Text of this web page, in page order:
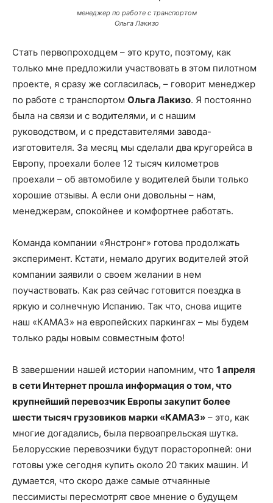
менеджер по работе с транспортом
Ольга Лакизо
Стать первопроходцем – это круто, поэтому, как
только мне предложили участвовать в этом пилотном
проекте, я сразу же согласилась, – говорит менеджер
по работе с транспортом Ольга Лакизо. Я постоянно
была на связи и с водителями, и с нашим
руководством, и с представителями завода-
изготовителя. За месяц мы сделали два кругорейса в
Европу, проехали более 12 тысяч километров
проехали – об автомобиле у водителей были только
хорошие отзывы. А если они довольны – нам,
менеджерам, спокойнее и комфортнее работать.
Команда компании «Янстронг» готова продолжать
эксперимент. Кстати, немало других водителей этой
компании заявили о своем желании в нем
поучаствовать. Как раз сейчас готовится поездка в
яркую и солнечную Испанию. Так что, снова ищите
наш «КАМАЗ» на европейских паркингах – мы будем
только рады новым совместным фото!
В завершении нашей истории напомним, что 1 апреля
в сети Интернет прошла информация о том, что
крупнейший перевозчик Европы закупит более
шести тысяч грузовиков марки «КАМАЗ» – это, как
многие догадались, была первоапрельская шутка.
Белорусские перевозчики будут порасторопней: они
готовы уже сегодня купить около 20 таких машин. И
думается, что скоро даже самые отчаянные
пессимисты пересмотрят свое мнение о будущем